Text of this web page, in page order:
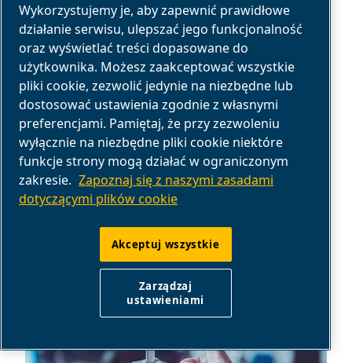
ROZWIĄZANIA
OKREŚL SWOJE POTRZEBY W
ZAKRESIE POWIETRZA
Zidentyfikuj zadania w swojej branży, które
wymagają sprężonego powietrza.
Poproś o pomoc
Wykorzystujemy je, aby zapewnić prawidłowe
działanie serwisu, ulepszać jego funkcjonalność
oraz wyświetlać treści dopasowane do
użytkownika. Możesz zaakceptować wszystkie
pliki cookie, zezwolić jedynie na niezbędne lub
dostosować ustawienia zgodnie z własnymi
preferencjami. Pamiętaj, że przy zezwoleniu
wyłącznie na niezbędne pliki cookie niektóre
funkcje strony mogą działać w ograniczonym
zakresie. Zapoznaj się z naszymi zasadami
dotyczącymi plików cookie
Akceptuj wszystkie
Zarządzaj
ustawieniami